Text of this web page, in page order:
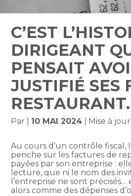
C’EST
DIRIGEANT
PENSAIT
JUSTIFIÉ SES
Par 10 MAI 2024 ( Mise à
Au cours d’un contrôle fiscal,
penche sur les factures de
payées par son entreprise :
lecture, que ni le nom des
l’entreprise ne sont précisés…
alors comme des dépenses